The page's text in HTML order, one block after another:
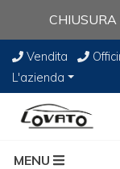
Vendita
L'azienda
MENU